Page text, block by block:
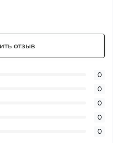
отзыв
0
0
0
0
0